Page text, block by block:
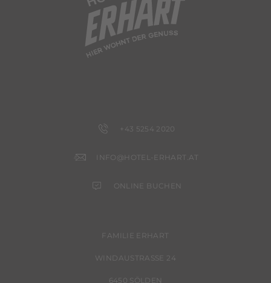
+43 5254 2020
INFO@HOTEL-ERHART.AT
ONLINE BUCHEN
FAMILIE ERHART
WINDAUSTRASSE 24
6450 SÖLDEN